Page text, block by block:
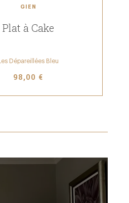
GIEN
Plat à Cake
Les Dépareillées Bleu
98,00 €